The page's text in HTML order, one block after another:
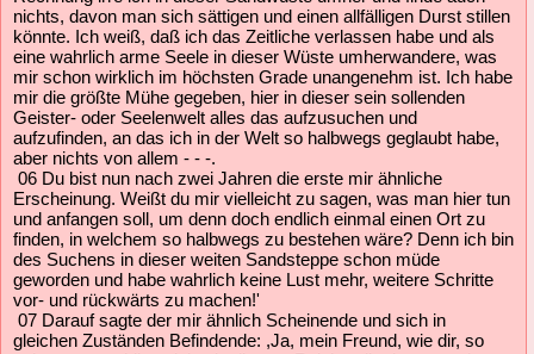
nichts, davon man sich sättigen und einen allfälligen Durst stillen
könnte. Ich weiß, daß ich das Zeitliche verlassen habe und als
eine wahrlich arme Seele in dieser Wüste umherwandere, was
mir schon wirklich im höchsten Grade unangenehm ist. Ich habe
mir die größte Mühe gegeben, hier in dieser sein sollenden
Geister- oder Seelenwelt alles das aufzusuchen und
aufzufinden, an das ich in der Welt so halbwegs geglaubt habe,
aber nichts von allem - - -.
06 Du bist nun nach zwei Jahren die erste mir ähnliche
Erscheinung. Weißt du mir vielleicht zu sagen, was man hier tun
und anfangen soll, um denn doch endlich einmal einen Ort zu
finden, in welchem so halbwegs zu bestehen wäre? Denn ich bin
des Suchens in dieser weiten Sandsteppe schon müde
geworden und habe wahrlich keine Lust mehr, weitere Schritte
vor- und rückwärts zu machen!'
07 Darauf sagte der mir ähnlich Scheinende und sich in
gleichen Zuständen Befindende: ,Ja, mein Freund, wie dir, so